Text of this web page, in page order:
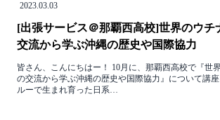
2023.03.03
[出張サービス＠那覇西高校]世界のウチ
交流から学ぶ沖縄の歴史や国際協力
皆さん、こんにちはー！ 10月に、那覇西高校で『世
の交流から学ぶ沖縄の歴史や国際協力』について講
ルーで生まれ育った日系…